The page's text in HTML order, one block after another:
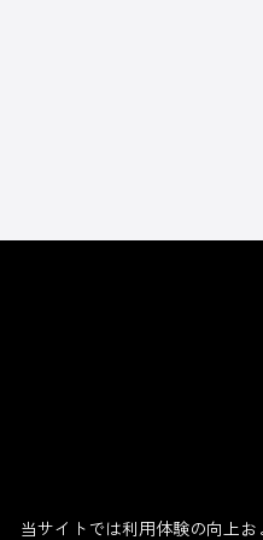
当サイトでは利用体験の向上